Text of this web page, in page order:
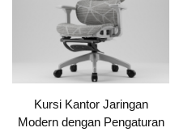
Kursi Kantor Jaringan
Modern dengan Pengaturan